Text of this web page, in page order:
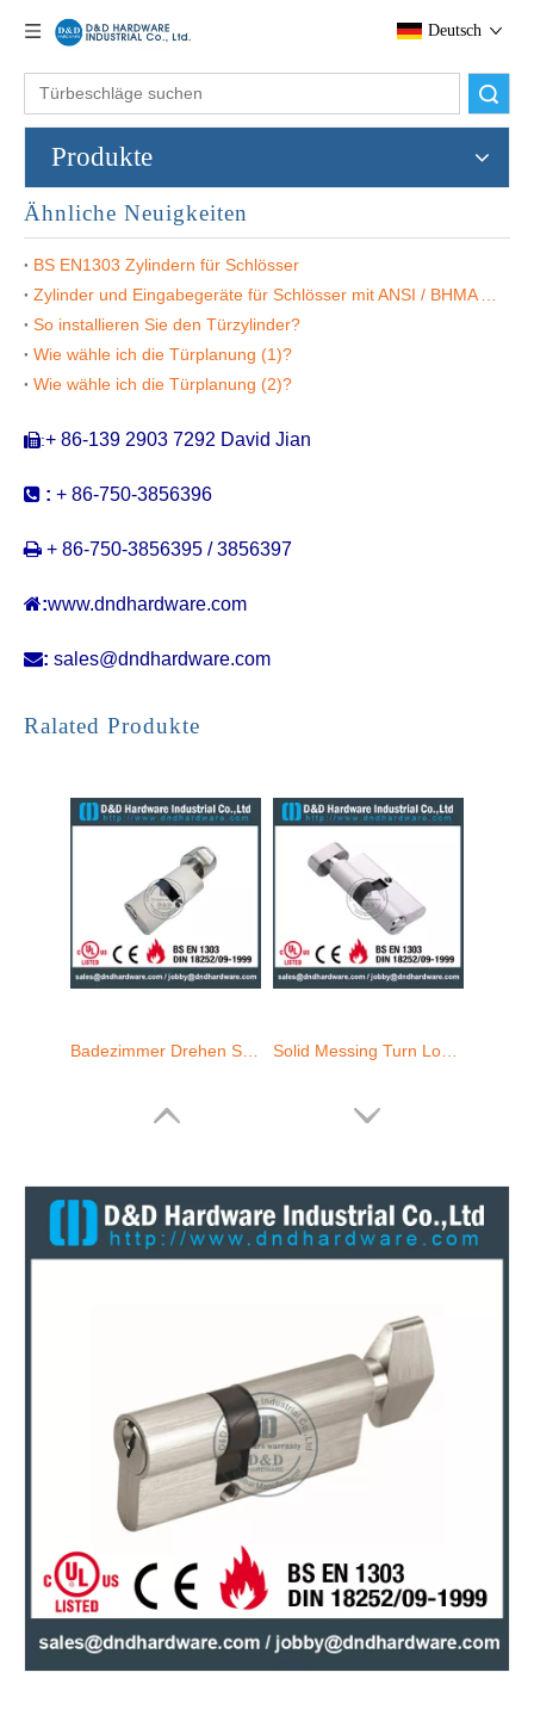
Deutsch
Produkte
Ähnliche Neuigkeiten
BS EN1303 Zylindern für Schlösser
So installieren Sie den Türzylinder?
Wie wähle ich die Türplanung (1)?
Wie wähle ich die Türplanung (2)?
:+ 86-139 2903 7292 David Jian
 : + 86-750-3856396
 + 86-750-3856395 / 3856397
:www.dndhardware.com
: sales@dndhardware.com
Ralated Produkte
Messing-Aluminium-Tür-Einzylinderschloss-DDLC010